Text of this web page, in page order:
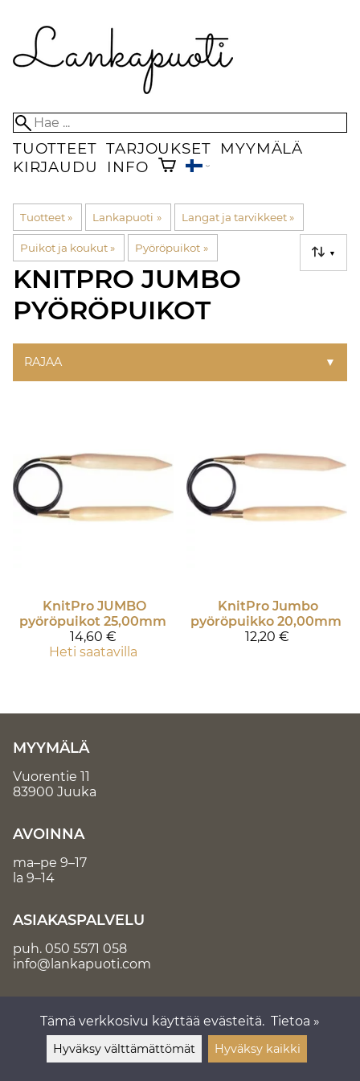
TUOTTEET TARJOUKSET
MYYMÄLÄ
KIRJAUDU
INFO
Tuotteet‪» Lankapuoti ‪» Langat ja tarvikkeet ‪»
Puikot ja koukut‪» Pyöröpuikot ‪» ▼
KNITPRO JUMBO
PYÖRÖPUIKOT
RAJAA ▼
KnitPro JUMBO
pyöröpuikot 25,00mm
14,60 €
Heti saatavilla
KnitPro Jumbo
pyöröpuikko 20,00mm
12,20 €
MYYMÄLÄ
Vuorentie 11
83900 Juuka
AVOINNA
ma–pe 9–17
la 9–14
ASIAKASPALVELU
puh. 050 5571 058
info@lankapuoti.com
Tämä verkkosivu käyttää evästeitä. Tietoa »
Hyväksy välttämättömät Hyväksy kaikki